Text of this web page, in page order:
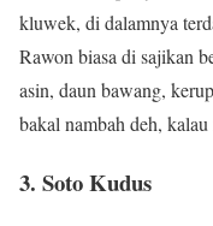
kluwek, di dalamnya
Rawon biasa di sajikan
asin, daun bawang,
bakal nambah deh,
3. Soto Kudus